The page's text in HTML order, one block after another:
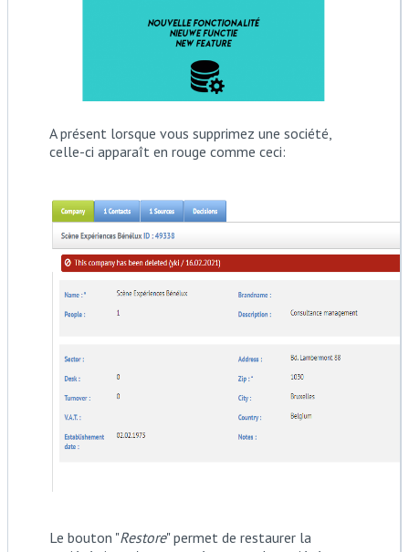
A présent lorsque vous supprimez une société,
celle-ci apparaît en rouge comme ceci:
Le bouton "Restore" permet de restaurer la